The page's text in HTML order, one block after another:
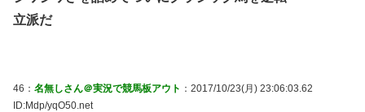
立派だ
46： 名無しさん＠実況で競馬板アウト ：2017/10/23(月) 23:06:03.62
ID:Mdp/yqO50.net